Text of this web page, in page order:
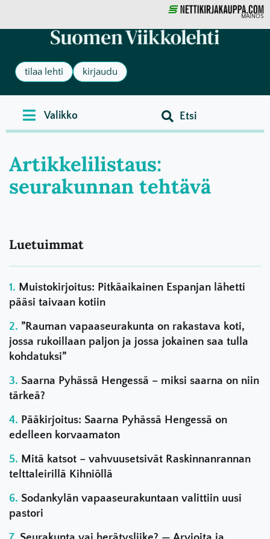
MAINOS
tilaa lehti kirjaudu
Artikkelilistaus:
seurakunnan tehtävä
Luetuimmat
Muistokirjoitus: Pitkäaikainen Espanjan lähetti
pääsi taivaan kotiin
”Rauman vapaaseurakunta on rakastava koti,
jossa rukoillaan paljon ja jossa jokainen saa tulla
kohdatuksi”
Saarna Pyhässä Hengessä – miksi saarna on niin
tärkeä?
Pääkirjoitus: Saarna Pyhässä Hengessä on
edelleen korvaamaton
Mitä katsot – vahvuusetsivät Raskinnanrannan
telttaleirillä Kihniöllä
Sodankylän vapaaseurakuntaan valittiin uusi
pastori